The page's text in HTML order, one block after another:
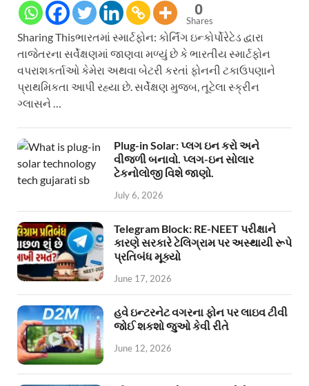
0
Shares
Sharing Thisભારતમાં સ્માર્ટફોન: કોર્નિંગ ઇન્કોર્પોરેટેડ દ્વારા
તાજેતરના સર્વેક્ષણમાં જાણવા મળ્યું છે કે ભારતીય સ્માર્ટફોન
વપરાશકર્તાઓ કેમેરા અથવા બેટરી કરતાં ફોનની ટકાઉપણાને
પ્રાથમિકતા આપી રહ્યા છે. સર્વેક્ષણ મુજબ, તૂટેલા સ્ક્રીન
ગ્લાસને …
Plug-in Solar: પ્લગ ઇન કરો અને
વીજળી બનાવો. પ્લગ-ઇન સોલાર
ટેકનોલોજી વિશે જાણો.
July 6, 2026
Telegram Block: RE-NEET પરીક્ષાને
કારણે સરકારે ટેલિગ્રામ પર અસ્થાયી રૂપે
પ્રતિબંધ મૂક્યો
June 17, 2026
હવે ઇન્ટરનેટ વગરના ફોન પર લાઇવ ટીવી
જોઈ શકશો જુઓ કેવી રીતે
June 12, 2026